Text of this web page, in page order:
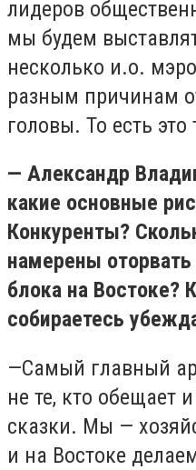
лидеров
мы будем
несколько и.о.
разным причинам
головы. То есть
— Александр
какие основные
Конкуренты?
намерены
блока на Востоке?
собираетесь
—Самый главный
не те, кто обещает
сказки. Мы —
и на Востоке